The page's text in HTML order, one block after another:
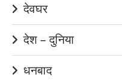
देवघर
देश – दुनिया
धनबाद